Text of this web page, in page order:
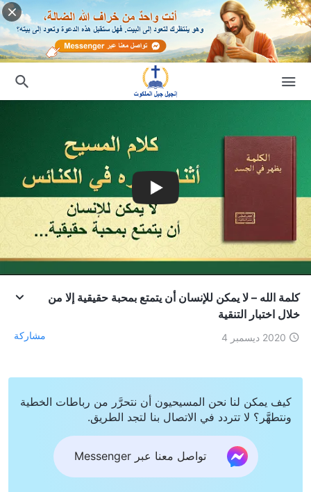
كلمة الله – لا يمكن للإنسان أن يتمتع بمحبة حقيقية إلا من
خلال اختبار التنقية
2020 ديسمبر 4 مشاركة
كيف يمكن لنا نحن المسيحيون أن نتحرَّر من رباطات الخطية
ونتطهَّر؟ لا تتردد في الاتصال بنا لتجد الطريق.
تواصل معنا عبر Messenger